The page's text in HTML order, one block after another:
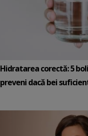
Hidratarea corectă: 5
preveni dacă bei